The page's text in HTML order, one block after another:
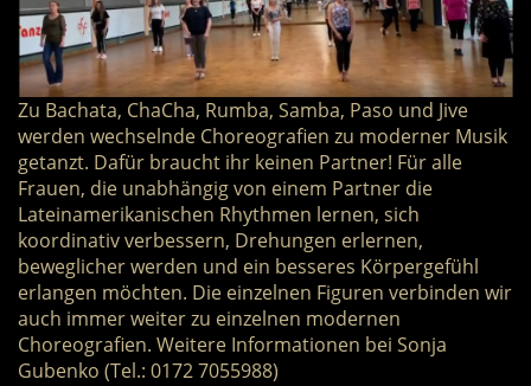
Zu Bachata, ChaCha, Rumba, Samba, Paso und Jive
werden wechselnde Choreografien zu moderner Musik
getanzt. Dafür braucht ihr keinen Partner! Für alle
Frauen, die unabhängig von einem Partner die
Lateinamerikanischen Rhythmen lernen, sich
koordinativ verbessern, Drehungen erlernen,
beweglicher werden und ein besseres Körpergefühl
erlangen möchten. Die einzelnen Figuren verbinden wir
auch immer weiter zu einzelnen modernen
Choreografien. Weitere Informationen bei Sonja
Gubenko (Tel.: 0172 7055988)